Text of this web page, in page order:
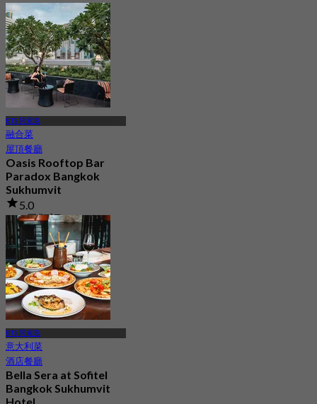
起฿ 160
BTS 阿索克
融合菜
屋頂餐廳
Oasis Rooftop Bar
Paradox Bangkok
Sukhumvit
5.0
497 已預訂
起฿ 333
BTS 阿索克
意大利菜
酒店餐廳
Bella Sera at Sofitel
Bangkok Sukhumvit